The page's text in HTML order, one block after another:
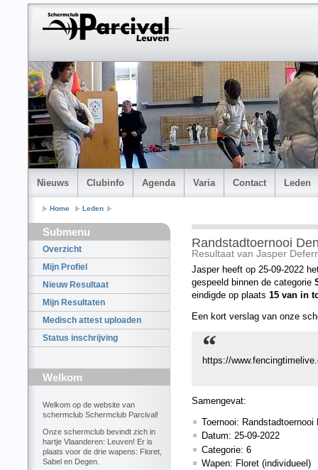
Nieuws Clubinfo Agenda Varia Contact Leden
Home Leden
Submenu
Overzicht
Mijn Profiel
Nieuw Resultaat
Mijn Resultaten
Medisch attest uploaden
Status inschrijving
Welkom
Welkom op de website van
schermclub Schermclub Parcival!
Onze schermclub bevindt zich in
hartje Vlaanderen: Leuven! Er is
plaats voor de drie wapens: Floret,
Sabel en Degen.
Randstadtoernooi
Resultaat van Jasper
Jasper heeft op 25-09-2022
gespeeld binnen de categorie
eindigde op plaats 15 van in
Een kort verslag van onze
https://
Samengevat:
Toernooi: Randstadtoernooi
Datum: 25-09-2022
Categorie: 6
Wapen: Floret (individueel)